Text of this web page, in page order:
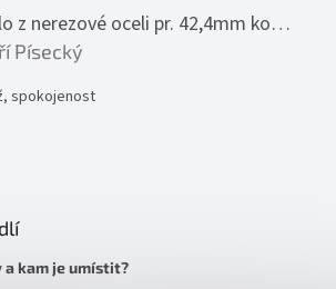
Madlo z nerezové oceli pr. 42,4mm komplet - model 0116 - 3000mm
produktu je 5 z 5 hvězdiček.
Písecký
spokojenost
a kam je umístit?